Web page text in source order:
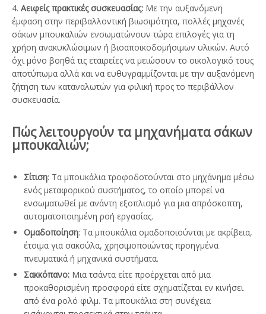
4. Αειφείς πρακτικές συσκευασίας: Με την αυξανόμενη
έμφαση στην περιβαλλοντική βιωσιμότητα, πολλές μηχανές
σάκων μπουκαλιών ενσωματώνουν τώρα επιλογές για τη
χρήση ανακυκλώσιμων ή βιοαποικοδομήσιμων υλικών. Αυτό
όχι μόνο βοηθά τις εταιρείες να μειώσουν το οικολογικό τους
αποτύπωμα αλλά και να ευθυγραμμίζονται με την αυξανόμενη
ζήτηση των καταναλωτών για φιλική προς το περιβάλλον
συσκευασία.
Πώς λειτουργούν τα μηχανήματα σάκων
μπουκαλιών;
Σίτιση: Τα μπουκάλια τροφοδοτούνται στο μηχάνημα μέσω
ενός μεταφορικού συστήματος, το οποίο μπορεί να
ενσωματωθεί με ανάντη εξοπλισμό για μια απρόσκοπτη,
αυτοματοποιημένη ροή εργασίας.
Ομαδοποίηση: Τα μπουκάλια ομαδοποιούνται με ακρίβεια,
έτοιμα για σακούλα, χρησιμοποιώντας προηγμένα
πνευματικά ή μηχανικά συστήματα.
Σακκόπανο: Μια τσάντα είτε προέρχεται από μια
προκαθορισμένη προσφορά είτε σχηματίζεται εν κινήσει
από ένα ρολό φιλμ. Τα μπουκάλια στη συνέχεια